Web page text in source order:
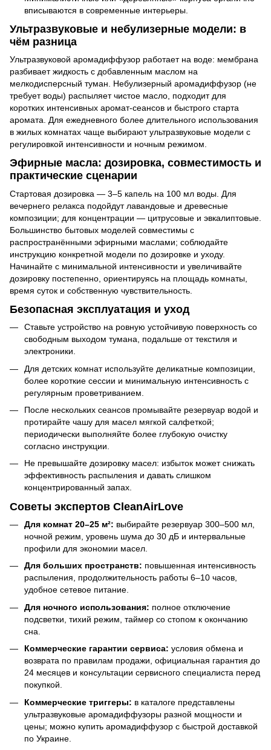
вписываются в современные интерьеры.
Ультразвуковые и небулизерные модели: в
чём разница
Ультразвуковой аромадиффузор работает на воде: мембрана
разбивает жидкость с добавленным маслом на
мелкодисперсный туман. Небулизерный аромадиффузор (не
требует воды) распыляет чистое масло, подходит для
коротких интенсивных аромат-сеансов и быстрого старта
аромата. Для ежедневного более длительного использования
в жилых комнатах чаще выбирают ультразвуковые модели с
регулировкой интенсивности и ночным режимом.
Эфирные масла: дозировка, совместимость и
практические сценарии
Стартовая дозировка — 3–5 капель на 100 мл воды. Для
вечернего релакса подойдут лавандовые и древесные
композиции; для концентрации — цитрусовые и эвкалиптовые.
Большинство бытовых моделей совместимы с
распространёнными эфирными маслами; соблюдайте
инструкцию конкретной модели по дозировке и уходу.
Начинайте с минимальной интенсивности и увеличивайте
дозировку постепенно, ориентируясь на площадь комнаты,
время суток и собственную чувствительность.
Безопасная эксплуатация и уход
Ставьте устройство на ровную устойчивую поверхность со
свободным выходом тумана, подальше от текстиля и
электроники.
Для детских комнат используйте деликатные композиции,
более короткие сессии и минимальную интенсивность с
регулярным проветриванием.
После нескольких сеансов промывайте резервуар водой и
протирайте чашу для масел мягкой салфеткой;
периодически выполняйте более глубокую очистку
согласно инструкции.
Не превышайте дозировку масел: избыток может снижать
эффективность распыления и давать слишком
концентрированный запах.
Советы экспертов CleanAirLove
Для комнат 20–25 м²: выбирайте резервуар 300–500 мл,
ночной режим, уровень шума до 30 дБ и интервальные
профили для экономии масел.
Для больших пространств: повышенная интенсивность
распыления, продолжительность работы 6–10 часов,
удобное сетевое питание.
Для ночного использования: полное отключение
подсветки, тихий режим, таймер со стопом к окончанию
сна.
Коммерческие гарантии сервиса: условия обмена и
возврата по правилам продажи, официальная гарантия до
24 месяцев и консультации сервисного специалиста перед
покупкой.
Коммерческие триггеры: в каталоге представлены
ультразвуковые аромадиффузоры разной мощности и
цены; можно купить аромадиффузор с быстрой доставкой
по Украине.